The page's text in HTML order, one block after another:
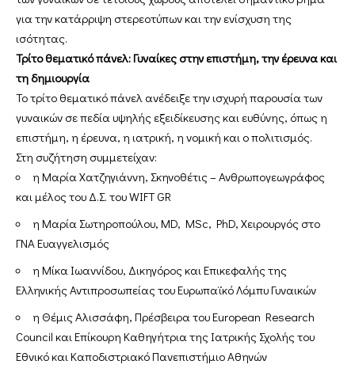
για την κατάρριψη στερεοτύπων και την ενίσχυση της
ισότητας.
Τρίτο θεματικό πάνελ: Γυναίκες στην επιστήμη, την έρευνα και
τη δημιουργία
Το τρίτο θεματικό πάνελ ανέδειξε την ισχυρή παρουσία των
γυναικών σε πεδία υψηλής εξειδίκευσης και ευθύνης, όπως η
επιστήμη, η έρευνα, η ιατρική, η νομική και ο πολιτισμός.
Στη συζήτηση συμμετείχαν:
η Μαρία Χατζηγιάννη, Σκηνοθέτις – Ανθρωπογεωγράφος
και μέλος του Δ.Σ. του WIFT GR
η Μαρία Σωτηροπούλου, MD, MSc, PhD, Χειρουργός στο
ΓΝΑ Ευαγγελισμός
η Μίκα Ιωαννίδου, Δικηγόρος και Επικεφαλής της
Ελληνικής Αντιπροσωπείας του Ευρωπαϊκό Λόμπυ Γυναικών
η Θέμις Αλισσάφη, Πρέσβειρα του European Research
Council και Επίκουρη Καθηγήτρια της Ιατρικής Σχολής του
Εθνικό και Καποδιστριακό Πανεπιστήμιο Αθηνών